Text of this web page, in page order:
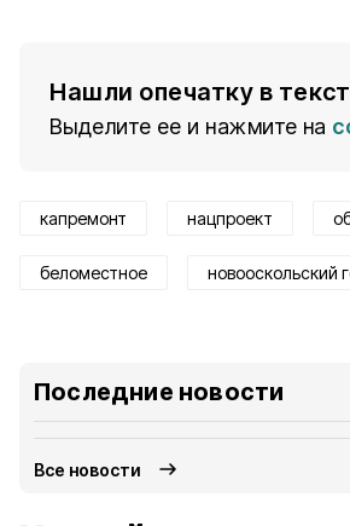
Нашли опечатку в
Выделите ее и нажмите на
капремонт нацпроект
беломестное новооскольский
Последние новости
Все новости